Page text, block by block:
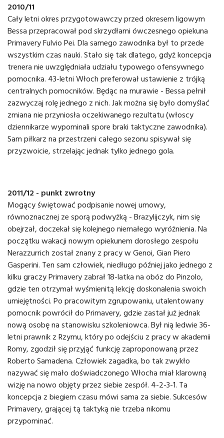
2010/11
Cały letni okres przygotowawczy przed okresem ligowym
Bessa przepracował pod skrzydłami ówczesnego opiekuna
Primavery Fulvio Pei. Dla samego zawodnika był to przede
wszystkim czas nauki. Stało się tak dlatego, gdyż koncepcja
trenera nie uwzględniała udziału typowego ofensywnego
pomocnika. 43-letni Włoch preferował ustawienie z trójką
centralnych pomocników. Będąc na murawie - Bessa pełnił
zazwyczaj rolę jednego z nich. Jak można się było domyślać
zmiana nie przyniosła oczekiwanego rezultatu (włoscy
dziennikarze wypominali spore braki taktyczne zawodnika).
Sam piłkarz na przestrzeni całego sezonu spisywał się
przyzwoicie, strzelając jednak tylko jednego gola.
2011/12 - punkt zwrotny
Mogący świętować podpisanie nowej umowy,
równoznacznej ze sporą podwyżką - Brazylijczyk, nim się
obejrzał, doczekał się kolejnego niemałego wyróżnienia. Na
początku wakacji nowym opiekunem dorosłego zespołu
Nerazzurrich został znany z pracy w Genoi, Gian Piero
Gasperini. Ten sam człowiek, niedługo później jako jednego z
kilku graczy Primavery zabrał 18-latka na obóz do Pinzolo,
gdzie ten otrzymał wyśmienitą lekcję doskonalenia swoich
umiejętności. Po pracowitym zgrupowaniu, utalentowany
pomocnik powrócił do Primavery, gdzie zastał już jednak
nową osobę na stanowisku szkoleniowca. Był nią ledwie 36-
letni prawnik z Rzymu, który po odejściu z pracy w akademii
Romy, zgodził się przyjąć funkcję zaproponowaną przez
Roberto Samadena. Człowiek zagadka, bo tak zwykło
nazywać się mało doświadczonego Włocha miał klarowną
wizję na nowo objęty przez siebie zespół. 4-2-3-1. Ta
koncepcja z biegiem czasu mówi sama za siebie. Sukcesów
Primavery, grającej tą taktyką nie trzeba nikomu
przypominać.